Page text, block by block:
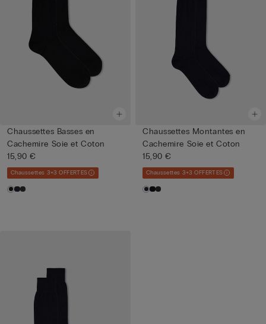
Chaussettes Basses en
Cachemire Soie et Coton
15,90 €
Chaussettes 3+3 OFFERTES
Chaussettes Montantes en
Cachemire Soie et Coton
15,90 €
Chaussettes 3+3 OFFERTES